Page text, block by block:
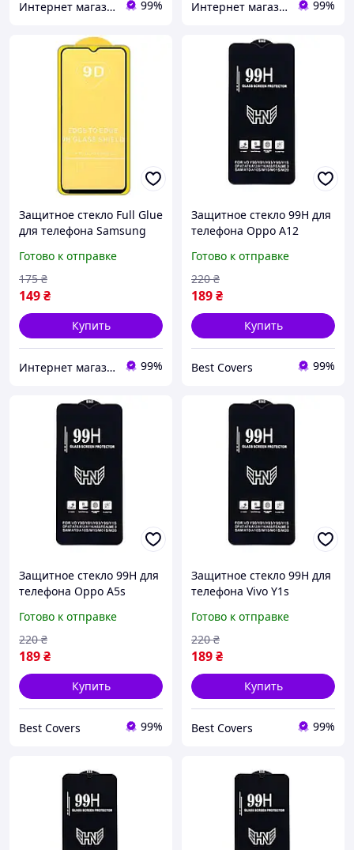
Интернет магазин PRIMO 99% Интернет магазин PRIMO 99%
Защитное стекло Full Glue
для телефона Samsung
M305 ) - Black
Готово к отправке
149₴
175 ₴
Купить
Интернет магазин PRIMO 99%
Защитное стекло 99H для
телефона Oppo A12
Готово к отправке
189₴
220 ₴
Купить
Best Covers 99%
Защитное стекло 99H для
телефона Oppo A5s
Готово к отправке
189₴
220 ₴
Купить
Best Covers 99%
Защитное стекло 99H для
телефона Vivo Y1s
Готово к отправке
189₴
220 ₴
Купить
Best Covers 99%